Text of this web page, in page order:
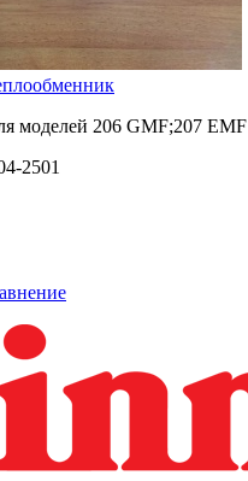
моделей 206 GMF;207 EMF
2501